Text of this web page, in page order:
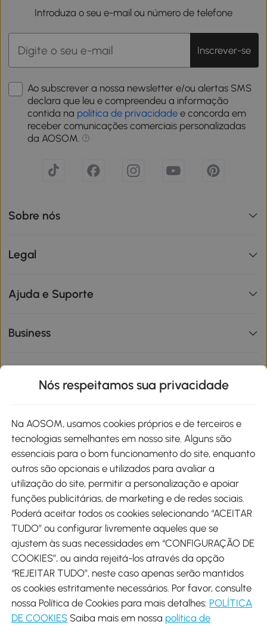
Introduza o seu e-mail ou número de telefone
Inscrever-se
Ao subscrever a nossa newsletter e/ou alertas SMS
declara que leu e compreendeu a informação
contida na política de privacidade e concorda em
receber comunicações comerciais personalizadas
da AOSOM.
Sobre nós
Legal
Ajuda e Suporte
Business
Métodos de pagamento
Envio
Descarregar Aosom App
Google Play
Nós respeitamos sua privacidade
Na AOSOM, usamos cookies próprios e de terceiros e
tecnologias semelhantes em nosso site. Alguns são
essenciais para o bom funcionamento do site, enquanto
outros são opcionais e utilizados para avaliar a
utilização do site, permitir a personalização e apoiar
funções publicitárias, de marketing e de redes sociais.
Poderá aceitar todos os cookies selecionando “ACEITAR
TUDO” ou configurar livremente aqueles que se
ajustem às suas necessidades em “CONFIGURAÇÃO DE
COOKIES”, ou ainda rejeitá-los através da opção
“REJEITAR TUDO”, neste caso apenas serão mantidos
os cookies estritamente necessários. Por favor, consulte
nossa Política de Cookies para mais detalhes: POLÍTICA
DE COOKIES Saiba mais em nossa política de